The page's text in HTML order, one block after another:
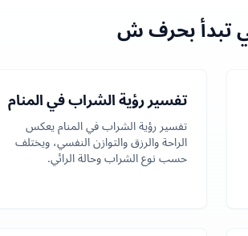
تبدأ بحرف ش
تفسير رؤية الشراب في المنام
تفسير رؤية الشراب في المنام يعكس
الراحة والرزق والتوازن النفسي، ويختلف
حسب نوع الشراب وحالة الرائي.